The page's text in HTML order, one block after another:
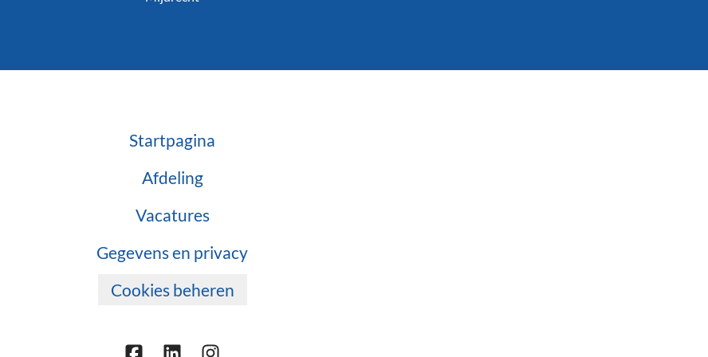
Startpagina
Afdeling
Vacatures
Gegevens en privacy
Cookies beheren